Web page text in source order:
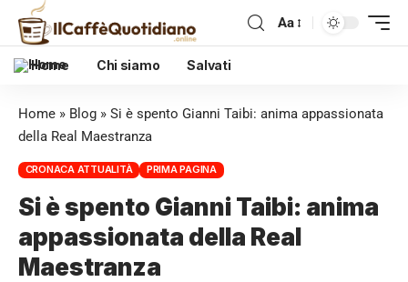
Aa
Home Chi siamo Salvati
Home » Blog » Si è spento Gianni Taibi: anima appassionata
della Real Maestranza
CRONACA ATTUALITÀ PRIMA PAGINA
Si è spento Gianni Taibi: anima
appassionata della Real
Maestranza